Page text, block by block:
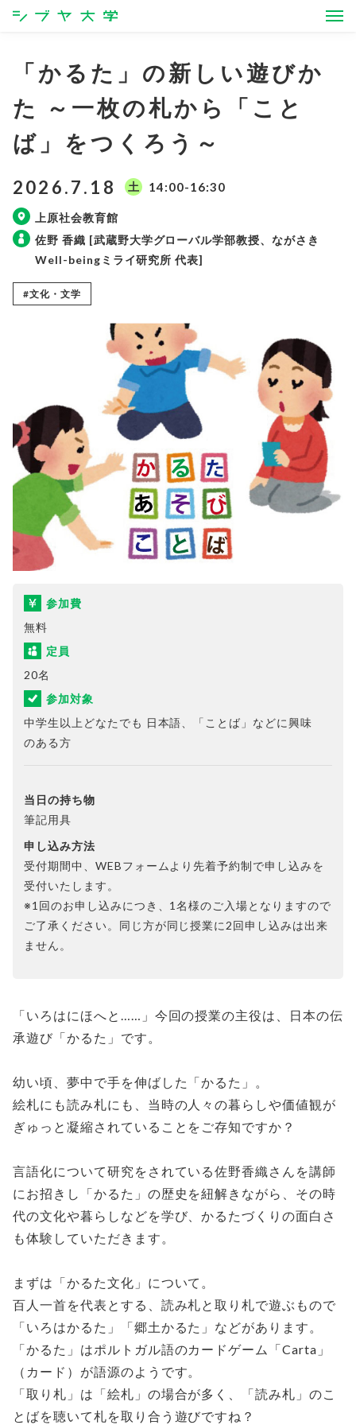
シブヤ大学
「かるた」の新しい遊びか
た ～一枚の札から「こと
ば」をつくろう～
2026.7.18 土 14:00-16:30
上原社会教育館
佐野 香織 [武蔵野大学グローバル学部教授、ながさき
Well-beingミライ研究所 代表]
#文化・文学
参加費
無料
定員
20名
参加対象
中学生以上どなたでも 日本語、「ことば」などに興味
のある方
当日の持ち物
筆記用具
申し込み方法
受付期間中、WEBフォームより先着予約制で申し込みを
受付いたします。
※1回のお申し込みにつき、1名様のご入場となりますので
ご了承ください。同じ方が同じ授業に2回申し込みは出来
ません。
「いろはにほへと……」今回の授業の主役は、日本の伝
承遊び「かるた」です。
幼い頃、夢中で手を伸ばした「かるた」。
絵札にも読み札にも、当時の人々の暮らしや価値観が
ぎゅっと凝縮されていることをご存知ですか？
言語化について研究をされている佐野香織さんを講師
にお招きし「かるた」の歴史を紐解きながら、その時
代の文化や暮らしなどを学び、かるたづくりの面白さ
も体験していただきます。
まずは「かるた文化」について。
百人一首を代表とする、読み札と取り札で遊ぶもので
「いろはかるた」「郷土かるた」などがあります。
「かるた」はポルトガル語のカードゲーム「Carta」
（カード）が語源のようです。
「取り札」は「絵札」の場合が多く、「読み札」のこ
とばを聴いて札を取り合う遊びですね？